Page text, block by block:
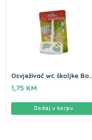
Osvježivač wc školjke Bor
1,75 KM
Dodaj u korpu